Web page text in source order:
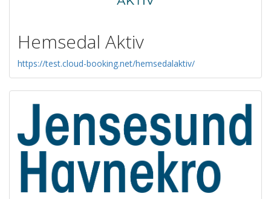
Hemsedal Aktiv
https://test.cloud-booking.net/hemsedalaktiv/